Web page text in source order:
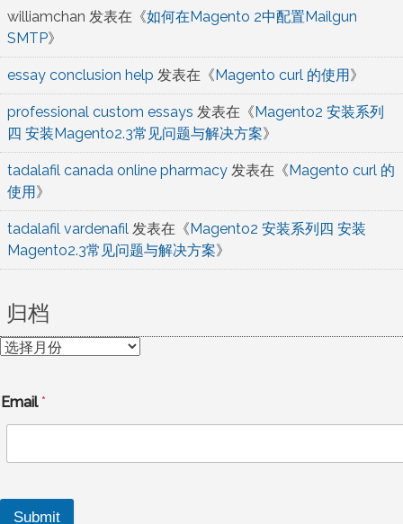
williamchan 发表在《如何在Magento 2中配置Mailgun
SMTP》
essay conclusion help 发表在《Magento curl 的使用》
professional custom essays 发表在《Magento2 安装系列
四 安装Magento2.3常见问题与解决方案》
tadalafil canada online pharmacy 发表在《Magento curl 的
使用》
tadalafil vardenafil 发表在《Magento2 安装系列四 安装
Magento2.3常见问题与解决方案》
归档
归
Email*
Submit